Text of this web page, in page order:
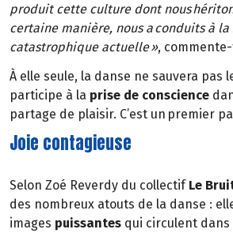
produit cette culture dont nous
certaine manière, nous a conduits à
catastrophique actuelle »,
À elle seule, la danse ne sauvera pas
participe à la prise de conscience
partage de plaisir. C’est un premier
Joie contagieuse
Selon Zoé Reverdy du collectifLe
des nombreux atouts de la danse :
images puissantes qui circulent